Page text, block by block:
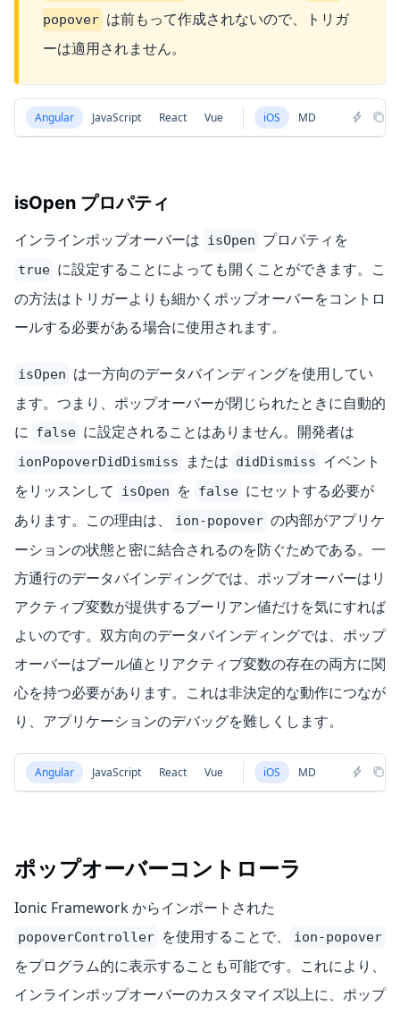
popover は前もって作成されないので、トリガ
ーは適用されません。
Angular JavaScript React Vue iOS MD
isOpen プロパティ
インラインポップオーバーは isOpen プロパティを
true に設定することによっても開くことができます。こ
の方法はトリガーよりも細かくポップオーバーをコントロ
ールする必要がある場合に使用されます。
isOpen は一方向のデータバインディングを使用してい
ます。つまり、ポップオーバーが閉じられたときに自動的
に false に設定されることはありません。開発者は
ionPopoverDidDismiss または didDismiss イベント
をリッスンして
isOpen を false にセットする必要が
あります。この理由は、
ion-popover の内部がアプリケ
ーションの状態と密に結合されるのを防ぐためである。一
方通行のデータバインディングでは、ポップオーバーはリ
アクティブ変数が提供するブーリアン値だけを気にすれば
よいのです。双方向のデータバインディングでは、ポップ
オーバーはブール値とリアクティブ変数の存在の両方に関
心を持つ必要があります。これは非決定的な動作につなが
り、アプリケーションのデバッグを難しくします。
Angular JavaScript React Vue iOS MD
ポップオーバーコントローラ
Ionic Framework からインポートされた
popoverController を使用することで、 ion-popover
をプログラム的に表示することも可能です。これにより、
インラインポップオーバーのカスタマイズ以上に、ポップ